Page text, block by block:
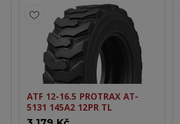
ATF 12-16.5 PROTRAX AT-
5131 145A2 12PR TL